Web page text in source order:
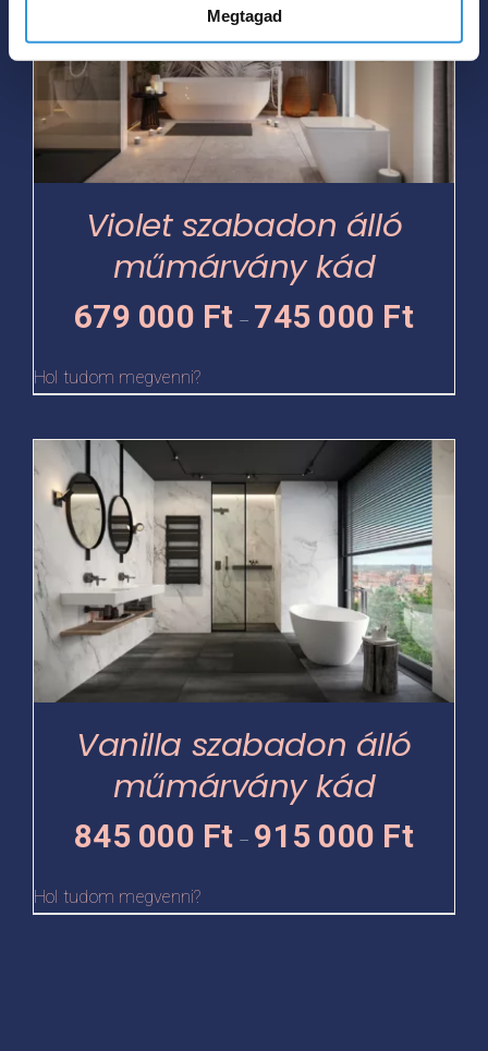
Megtagad
Violet szabadon álló
műmárvány kád
679 000 Ft – 745 000 Ft679
-
000 Ft
Hol tudom megvenni?
variációja
van.
A
változatok
termékoldalon
választhatók
Vanilla szabadon álló
műmárvány kád
845 000 Ft – 915 000 Ft845
-
Hol tudom megvenni?
Ennek
terméknek
több
variációja
van.
változatok
választhatók